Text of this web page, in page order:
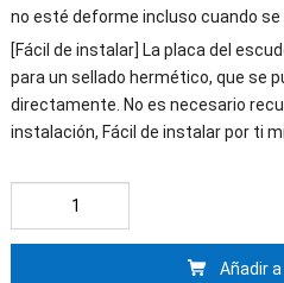
no esté deforme incluso cuando
[Fácil de instalar] La placa del
para un sellado hermético, que se
directamente. No es necesario
instalación, Fácil de instalar por ti
Añadir